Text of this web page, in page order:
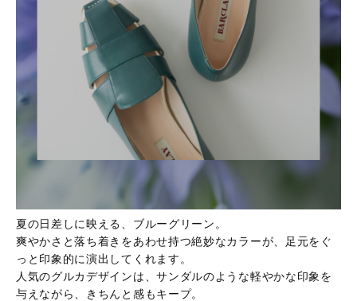
夏の日差しに映える、ブルーグリーン。
爽やかさと落ち着きをあわせ持つ絶妙なカラーが、足元をぐ
っと印象的に演出してくれます。
人気のグルカデザインは、サンダルのような軽やかな印象を
与えながら、きちんと感もキープ。